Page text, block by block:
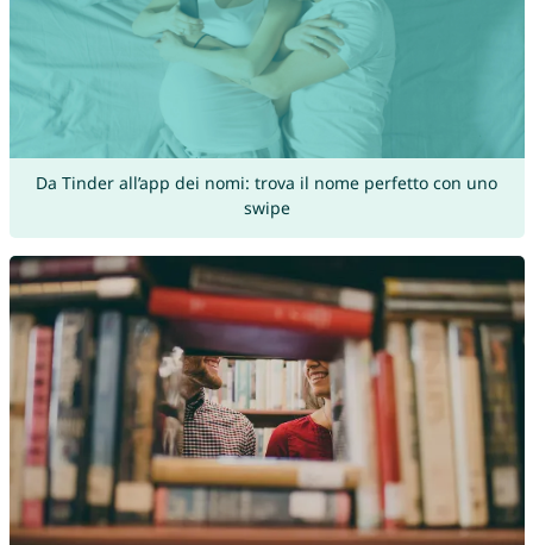
Da Tinder all’app dei nomi: trova il nome perfetto con uno
swipe